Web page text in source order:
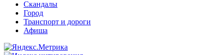
Скандалы
Город
Транспорт и дороги
Афиша